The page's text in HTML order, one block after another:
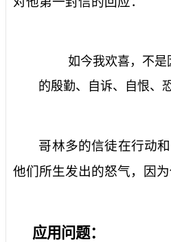
如今我欢喜，不
的殷勤、自诉、自恨、
哥林多的信徒在行动
他们所生发出的怒气，因
应用问题：